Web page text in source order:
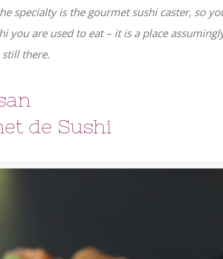
specialty is the gourmet sushi caster, so
are used to eat – it is a place
there.
de Sushi